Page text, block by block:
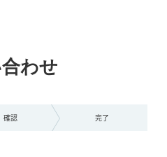
わせ
確認 完了